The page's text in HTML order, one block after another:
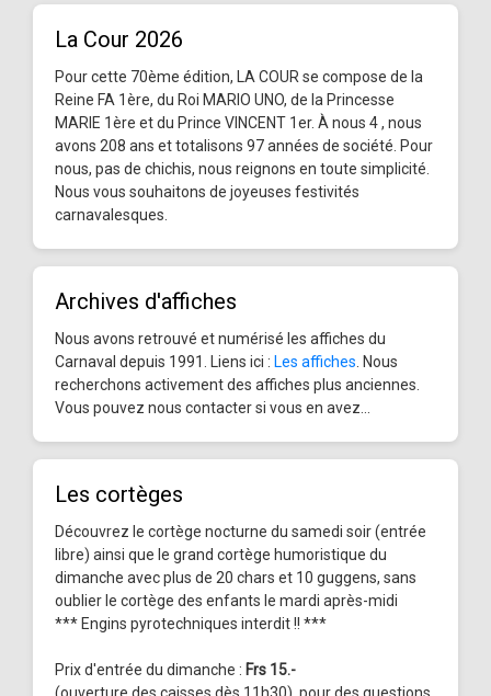
La Cour 2026
Pour cette 70ème édition, LA COUR se compose de la
Reine FA 1ère, du Roi MARIO UNO, de la Princesse
MARIE 1ère et du Prince VINCENT 1er. À nous 4 , nous
avons 208 ans et totalisons 97 années de société. Pour
nous, pas de chichis, nous reignons en toute simplicité.
Nous vous souhaitons de joyeuses festivités
carnavalesques.
Archives d'affiches
Nous avons retrouvé et numérisé les affiches du
Carnaval depuis 1991. Liens ici : Les affiches . Nous
recherchons activement des affiches plus anciennes.
Vous pouvez nous contacter si vous en avez...
Les cortèges
Découvrez le cortège nocturne du samedi soir (entrée
libre) ainsi que le grand cortège humoristique du
dimanche avec plus de 20 chars et 10 guggens, sans
oublier le cortège des enfants le mardi après-midi
*** Engins pyrotechniques interdit !! ***
Prix d'entrée du dimanche : Frs 15.-